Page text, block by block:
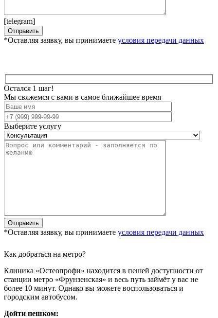
[telegram]
*Оставляя заявку, вы принимаете условия передачи данных
Остался 1 шаг!
Мы свяжемся с вами в самое ближайшее время
Выберите услугу
*Оставляя заявку, вы принимаете условия передачи данных
Как добраться на метро?
Клиника «Остеопрофи» находится в пешей доступности от
станции метро «Фрунзенская» и весь путь займёт у вас не
более 10 минут. Однако вы можете воспользоваться и
городским автобусом.
Дойти пешком: